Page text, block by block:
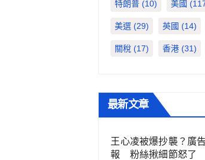
特朗普 (10) 美國
美選 (29) 英國 (14)
關稅 (17) 香港 (31)
最新文章
王心凌被爆抄襲？廣
報 粉絲揪細節怒了